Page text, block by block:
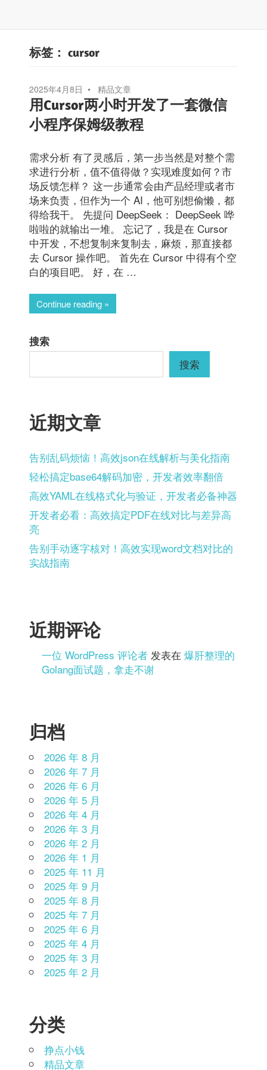
标签： cursor
2025年4月8日 精品文章
用Cursor两小时开发了一套微信
小程序保姆级教程
需求分析 有了灵感后，第一步当然是对整个需
求进行分析，值不值得做？实现难度如何？市
场反馈怎样？ 这一步通常会由产品经理或者市
场来负责，但作为一个 AI，他可别想偷懒，都
得给我干。 先提问 DeepSeek： DeepSeek 哗
啦啦的就输出一堆。 忘记了，我是在 Cursor
中开发，不想复制来复制去，麻烦，那直接都
去 Cursor 操作吧。 首先在 Cursor 中得有个空
白的项目吧。 好，在 …
Continue reading
搜索
搜索
近期文章
告别乱码烦恼！高效json在线解析与美化指南
轻松搞定base64解码加密，开发者效率翻倍
高效YAML在线格式化与验证，开发者必备神器
开发者必看：高效搞定PDF在线对比与差异高
亮
告别手动逐字核对！高效实现word文档对比的
实战指南
近期评论
一位 WordPress 评论者 发表在爆肝整理的
Golang面试题，拿走不谢
归档
2026 年 8 月
2026 年 7 月
2026 年 6 月
2026 年 5 月
2026 年 4 月
2026 年 3 月
2026 年 2 月
2026 年 1 月
2025 年 11 月
2025 年 9 月
2025 年 8 月
2025 年 7 月
2025 年 6 月
2025 年 4 月
2025 年 3 月
2025 年 2 月
分类
挣点小钱
精品文章